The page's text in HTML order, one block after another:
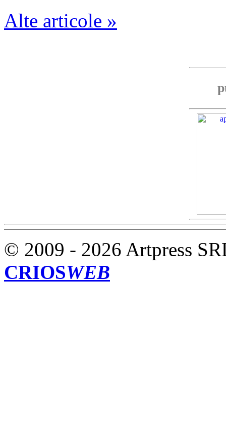
Alte articole »
© 2009 - 2026 Artpress
CRIOSWEB